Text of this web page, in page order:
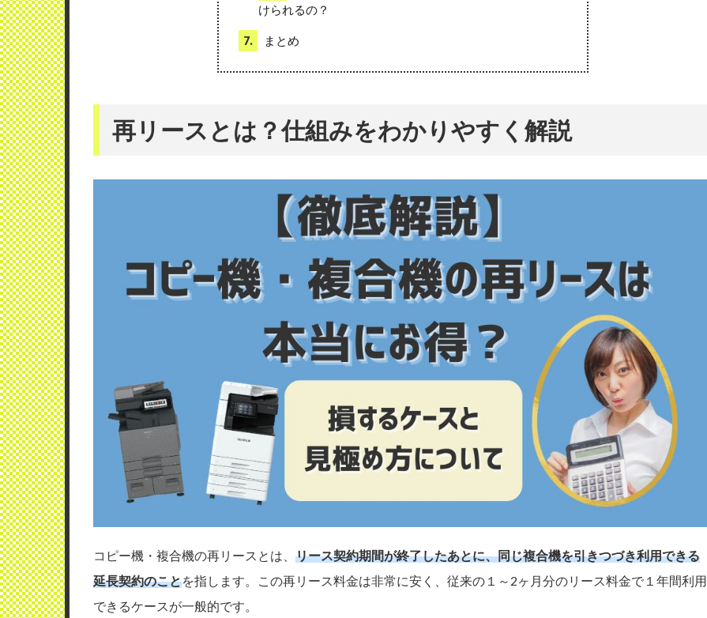
けられるの？
7. まとめ
再リースとは？仕組みをわかりやすく解説
コピー機・複合機の再リースとは、 リース契約期間が終了したあとに、同じ複合機を引きつづき利用できる
延長契約のことを指します。この再リース料金は非常に安く、従来の１～2ヶ月分のリース料金で１年間利用
できるケースが一般的です。